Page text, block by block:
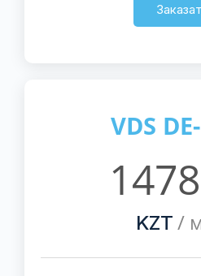
VDS
KZT /